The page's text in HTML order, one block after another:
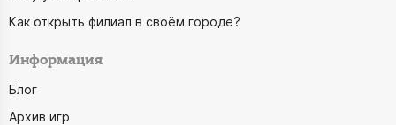
Как открыть филиал в своём городе?
Информация
Блог
Архив игр